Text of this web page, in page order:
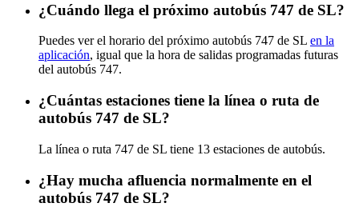
¿Cuándo llega el próximo autobús 747 de SL?
Puedes ver el horario del próximo autobús 747 de SL en la
aplicación, igual que la hora de salidas programadas futuras
del autobús 747.
¿Cuántas estaciones tiene la línea o ruta de
autobús 747 de SL?
La línea o ruta 747 de SL tiene 13 estaciones de autobús.
¿Hay mucha afluencia normalmente en el
autobús 747 de SL?